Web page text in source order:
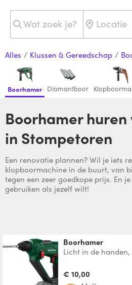
Alles / Klussen & Gereedschap /
Boorhamer Diamantboor
Boorhamer huren van je buren
in Stompetoren
Een renovatie plannen? Wil je iets
klopboormachine in de buurt, van
tegen een zeer goedkope prijs. En
gebruiken als jezelf wilt!
Boorhamer
Licht in de
metselwerk, metaal o
€ 10,00